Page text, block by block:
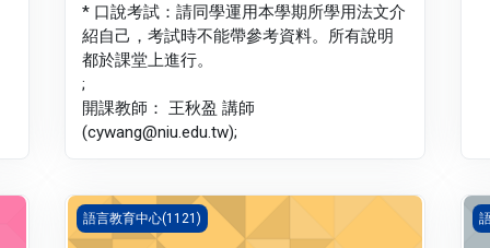
* 口說考試：請同學運用本學期所學用法文介
紹自己，考試時不能帶參考資料。所有說明
都於課堂上進行。
;
開課教師： 王秋盈 講師
(cywang@niu.edu.tw);
英語聽講(1121_G5LC000051J)
語言教育中心(1121)